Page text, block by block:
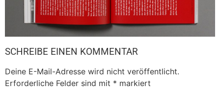
SCHREIBE EINEN KOMMENTAR
Deine E-Mail-Adresse wird nicht veröffentlicht.
Erforderliche Felder sind mit * markiert